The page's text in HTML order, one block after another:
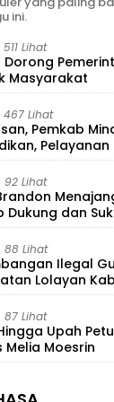
ini.
511 Lihat
Dorong
Masyarakat
467 Lihat
Pemkab
Pelayanan
92 Lihat
Dukung dan
88 Lihat
Ilegal
Lolayan
perkebunan
MABES POLRI
87 Lihat
Upah
Melia Moesrin